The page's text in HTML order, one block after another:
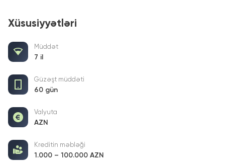
Xüsusiyyətləri
Müddət
7 il
Güzəşt müddəti
60 gün
Valyuta
AZN
Kreditin məbləği
1.000 – 100.000 AZN